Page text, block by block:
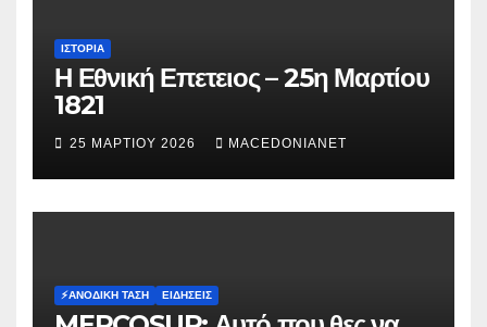
ΙΣΤΟΡΊΑ
Η Εθνική Επετειος – 25η Μαρτίου
1821
25 ΜΑΡΤΊΟΥ 2026 MACEDONIANET
⚡️ΑΝΟΔΙΚΉ ΤΆΣΗ ΕΙΔΉΣΕΙΣ